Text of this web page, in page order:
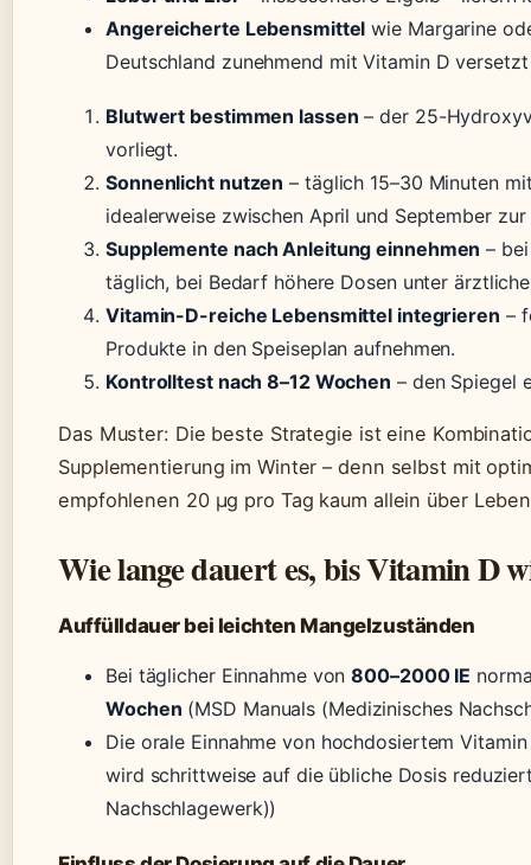
Angereicherte Lebensmittel wie Margarine
Deutschland zunehmend mit Vitamin D
Blutwert bestimmen lassen – der 25-
vorliegt.
Sonnenlicht nutzen – täglich 15–30 Minuten
idealerweise zwischen April und September
Supplemente nach Anleitung einnehmen –
täglich, bei Bedarf höhere Dosen unter
Vitamin-D-reiche Lebensmittel integrieren –
Produkte in den Speiseplan aufnehmen.
Kontrolltest nach 8–12 Wochen – den Spiegel
Das Muster: Die beste Strategie ist eine
Supplementierung im Winter – denn selbst mit
empfohlenen 20 µg pro Tag kaum allein über
Wie lange dauert es, bis Vitamin D
Auffülldauer bei leichten Mangelzuständen
Bei täglicher Einnahme von800–2000 IE
Wochen (MSD Manuals (Medizinisches
Die orale Einnahme von hochdosiertem
wird schrittweise auf die übliche Dosis
Nachschlagewerk))